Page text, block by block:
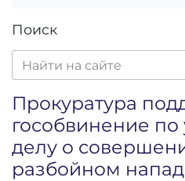
Поиск
Прокуратура
гособвинение по
делу о
разбойном